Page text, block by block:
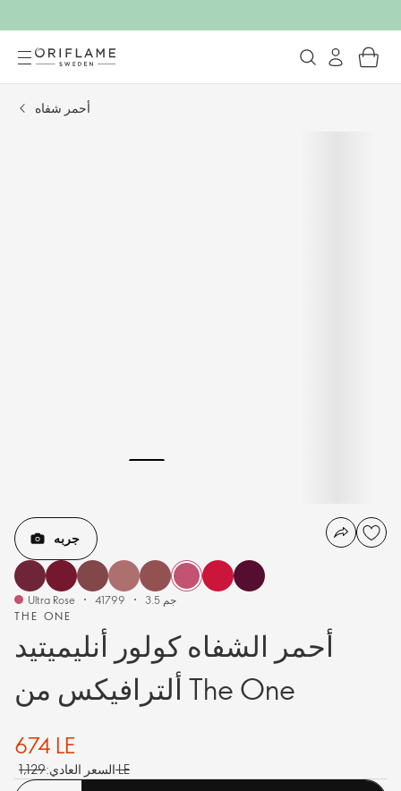
أحمر شفاه
THE ONE
أحمر الشفاه كولور أنليميتيد
ألترافيكس من The One
جربه
Ultra Rose 41799 3.5 جم
674 LE
السعر العادي:1,129 LE